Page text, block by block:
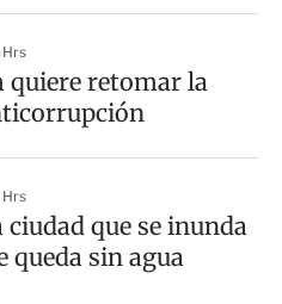
quiere retomar la
ciudad que se inunda
queda sin agua